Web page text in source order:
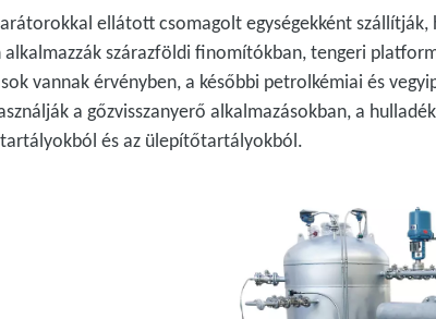
ellátott csomagolt egységekként
szárazföldi finomítókban, tengeri
vannak érvényben, a későbbi petrolkémiai és
a gőzvisszanyerő alkalmazásokban, a
és az ülepítőtartályokból.